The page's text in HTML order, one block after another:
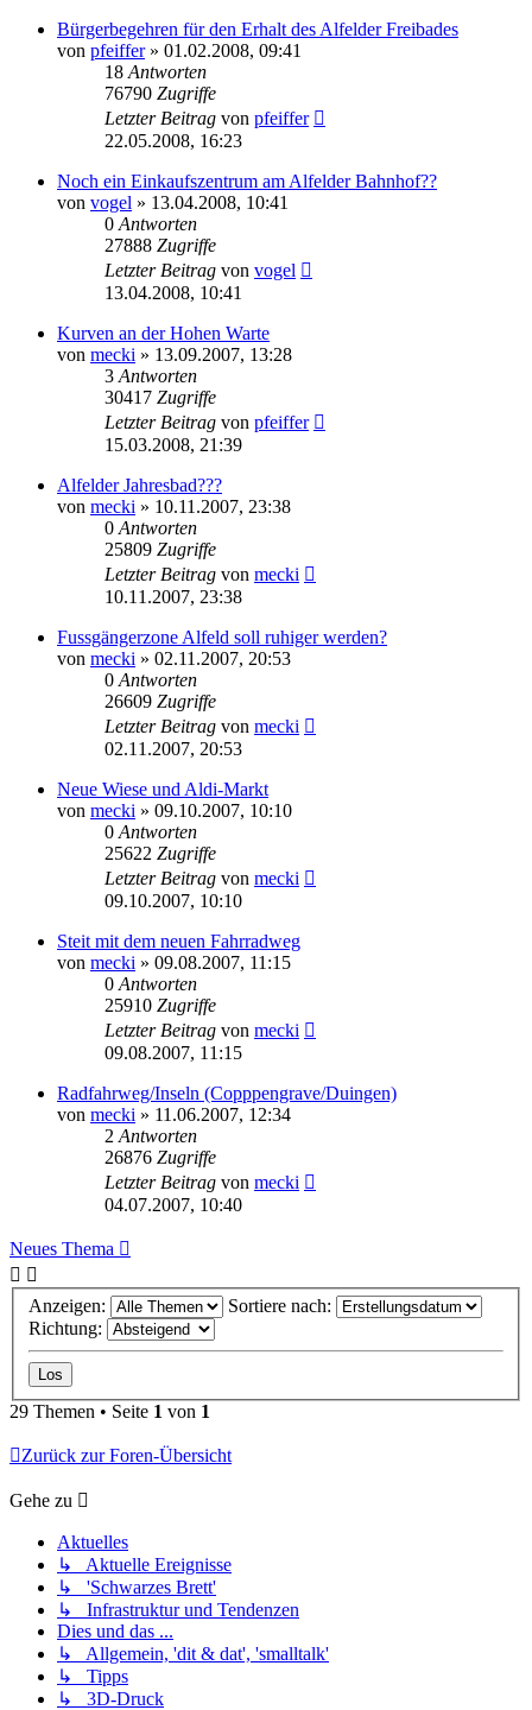
Bürgerbegehren für den Erhalt des Alfelder Freibades
von pfeiffer» 01.02.2008, 09:41
18 Antworten
76790 Zugriffe
Letzter Beitrag von pfeiffer
22.05.2008, 16:23
Noch ein Einkaufszentrum am Alfelder Bahnhof??
von vogel » 13.04.2008, 10:41
0 Antworten
27888 Zugriffe
Letzter Beitrag von vogel
13.04.2008, 10:41
Kurven an der Hohen Warte
von mecki » 13.09.2007, 13:28
3 Antworten
30417 Zugriffe
Letzter Beitrag von pfeiffer
15.03.2008, 21:39
Alfelder Jahresbad???
von mecki » 10.11.2007, 23:38
0 Antworten
25809 Zugriffe
Letzter Beitrag von mecki
10.11.2007, 23:38
Fussgängerzone Alfeld soll ruhiger werden?
von mecki » 02.11.2007, 20:53
0 Antworten
26609 Zugriffe
Letzter Beitrag von mecki
02.11.2007, 20:53
Neue Wiese und Aldi-Markt
von mecki » 09.10.2007, 10:10
0 Antworten
25622 Zugriffe
Letzter Beitrag von mecki
09.10.2007, 10:10
Steit mit dem neuen Fahrradweg
von mecki » 09.08.2007, 11:15
0 Antworten
25910 Zugriffe
Letzter Beitrag von mecki
09.08.2007, 11:15
Radfahrweg/Inseln (Copppengrave/Duingen)
von mecki » 11.06.2007, 12:34
2 Antworten
26876 Zugriffe
Letzter Beitrag von mecki
04.07.2007, 10:40
Neues Thema
Anzeigen:
Sortiere nach:
Richtung:
29 Themen • Seite 1 von 1
Zurück zur Foren-Übersicht
Gehe zu
Aktuelles
↳ Aktuelle Ereignisse
↳ 'Schwarzes Brett'
↳ Infrastruktur und Tendenzen
Dies und das ...
↳ Allgemein, 'dit & dat', 'smalltalk'
↳ Tipps
↳ 3D-Druck